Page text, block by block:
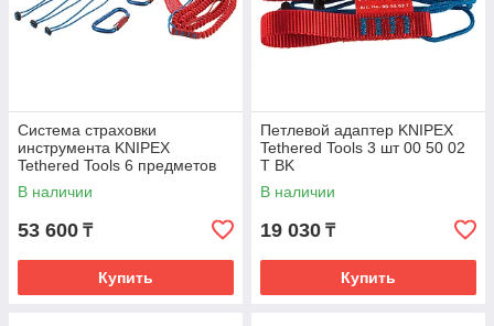
Система страховки
инструмента KNIPEX
Tethered Tools 6 предметов
00 50 04 T BK
В наличии
53 600 ₸
Купить
Петлевой адаптер KNIPEX
Tethered Tools 3 шт 00 50 02
T BK
В наличии
19 030 ₸
Купить